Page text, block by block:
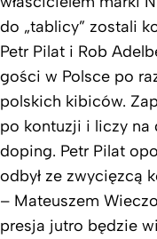
do „tablicy” zostali
Petr Pilat i Rob
gości w Polsce po
polskich kibiców.
po kontuzji i liczy na
doping. Petr Pilat
odbył ze zwycięzcą
– Mateuszem
presja jutro będzie